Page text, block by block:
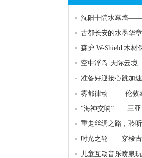
古都长安的水墨华章
空中浮岛·天际云境
重走丝绸之路，聆
儿童互动音乐喷泉